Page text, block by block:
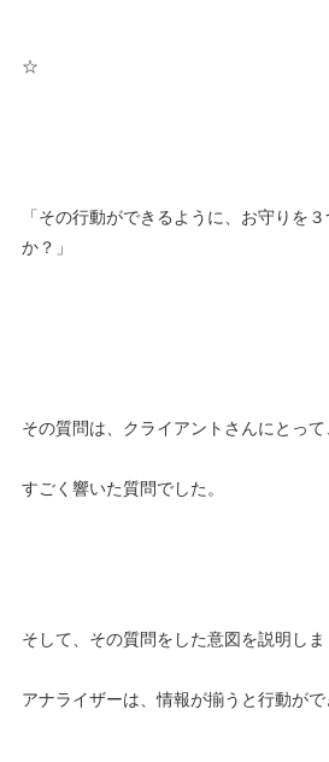
☆
「その行動ができるように、お守りを
か？」
その質問は、クライアントさんにとって
すごく響いた質問でした。
そして、その質問をした意図を説明しま
アナライザーは、情報が揃うと行動がで